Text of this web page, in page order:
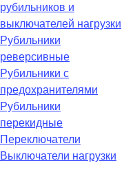
рубильников и
выключателей нагрузки
Рубильники
реверсивные
Рубильники с
предохранителями
Рубильники
перекидные
Переключатели
Выключатели нагрузки